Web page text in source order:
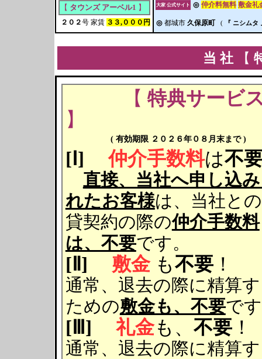
【 タウンズ アーベル1 】
２０２号 家賃 ３３,０００円
大家 公式サイト ◎ 仲介料無料 敷金礼
◎ 都城市 久保原町 ( 『 ニシム
当 社【
【 特典サービ
】
( 有効期限 ２０２６年０８月末まで )
[Ⅰ] 仲介手数料は不
直接、当社へ申し込
れたお客様は、当社と
貸契約の際の仲介手数料
は、不要です。
[Ⅱ] 敷金も不要！
通常、退去の際に精算
ための敷金も、不要で
[Ⅲ] 礼金も、 不要！
通常、退去の際に精算